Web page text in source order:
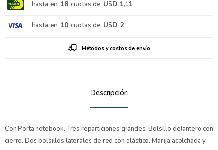
hasta en 18 cuotas de USD 1,11
hasta en 10 cuotas de USD 2
Métodos y costos de envío
Descripción
Con Porta notebook. Tres reparticiones grandes. Bolsillo delantero con
cierre. Dos bolsillos laterales de red con elástico. Manija acolchada y